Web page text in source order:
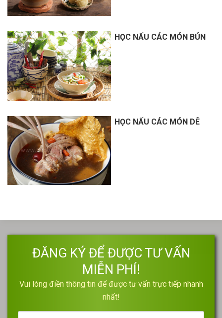
HỌC NẤU CÁC MÓN BÚN
HỌC NẤU CÁC MÓN DÊ
ĐĂNG KÝ ĐỂ ĐƯỢC TƯ VẤN
MIỄN PHÍ!
Vui lòng điền thông tin để được tư vấn trực tiếp nhanh
nhất!